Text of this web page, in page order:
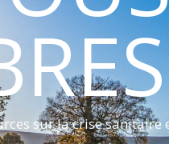
sur la crise sanitaire